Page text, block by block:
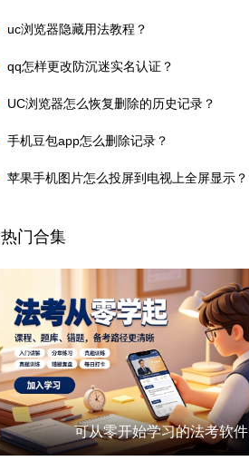
uc浏览器隐藏用法教程？
qq怎样更改防沉迷实名认证？
UC浏览器怎么恢复删除的历史记录？
手机豆包app怎么删除记录？
苹果手机图片怎么投屏到电视上全屏显示？
热门合集
可从零开始学习的法考软件